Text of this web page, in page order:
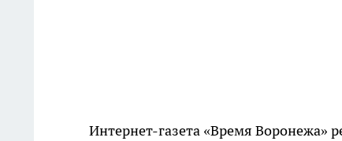
Интернет-газета «Время Воронежа»